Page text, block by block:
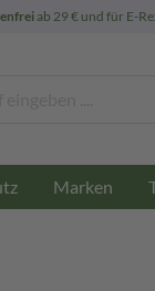
ab 29 € und für E-
Marken